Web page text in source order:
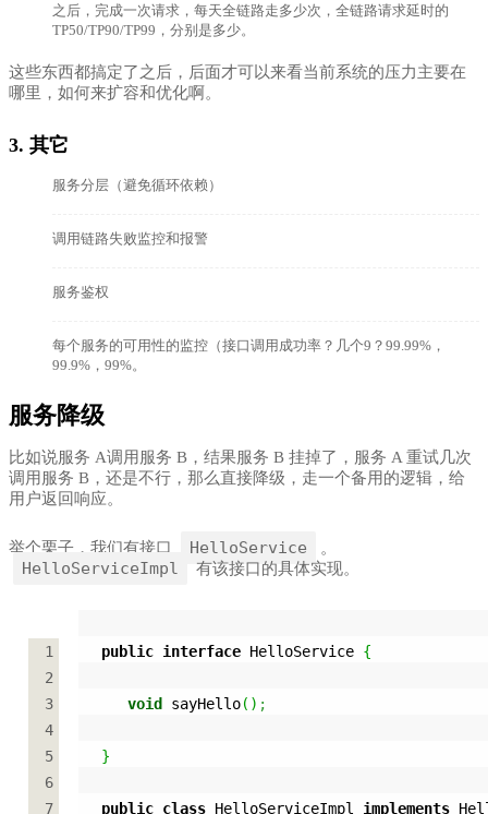
之后，完成一次请求，每天全链路走多少次，全链路请求延时的
TP50/TP90/TP99，分别是多少。
这些东西都搞定了之后，后面才可以来看当前系统的压力主要在
哪里，如何来扩容和优化啊。
3. 其它
服务分层（避免循环依赖）
调用链路失败监控和报警
服务鉴权
每个服务的可用性的监控（接口调用成功率？几个9？99.99%，
99.9%，99%。
服务降级
比如说服务 A调用服务 B，结果服务 B 挂掉了，服务 A 重试几次
调用服务 B，还是不行，那么直接降级，走一个备用的逻辑，给
用户返回响应。
举个栗子，我们有接口 HelloService 。
HelloServiceImpl 有该接口的具体实现。
1
2
3
4
5
6
7
public interface HelloService {
void sayHello( ) ;
}
public class HelloServiceImpl implements